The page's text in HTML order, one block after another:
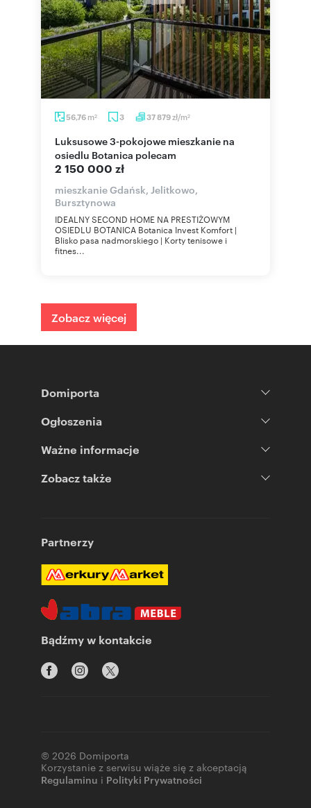
56,76 m2 3 37 879zł/m2
Luksusowe 3-pokojowe mieszkanie na
osiedlu Botanica polecam
2 150 000 zł
mieszkanie Gdańsk, Jelitkowo,
Bursztynowa
IDEALNY SECOND HOME NA PRESTIŻOWYM
OSIEDLU BOTANICA Botanica Invest Komfort |
Blisko pasa nadmorskiego | Korty tenisowe i
fitnes...
Zobacz więcej
Domiporta
Ogłoszenia
Ważne informacje
Zobacz także
Partnerzy
Bądźmy w kontakcie
© 2026 Domiporta
Korzystanie z serwisu wiąże się z akceptacją
Regulaminu i Polityki Prywatności